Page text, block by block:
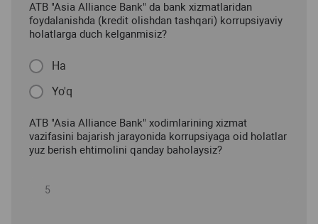
ATB "Asia Alliance Bank" da bank xizmatlaridan
foydalanishda (kredit olishdan tashqari) korrupsiyaviy
holatlarga duch kelganmisiz?
Ha
Yo'q
ATB "Asia Alliance Bank" xodimlarining xizmat
vazifasini bajarish jarayonida korrupsiyaga oid holatlar
yuz berish ehtimolini qanday baholaysiz?